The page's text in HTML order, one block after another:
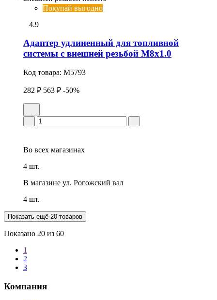
Покупай выгодно
4.9
Адаптер удлиненный для топливной
системы с внешней резьбой М8х1.0
Код товара: M5793
282 ₽ 563 ₽ -50%
Во всех магазинах
4 шт.
В магазине ул. Рогожский вал
4 шт.
Показать ещё 20 товаров
Показано 20 из 60
1
2
3
Компания